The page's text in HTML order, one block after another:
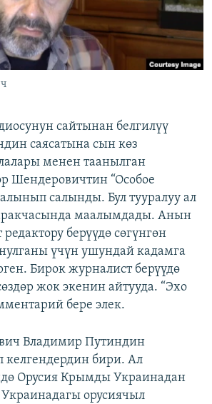
сайттары
сайтынан белгилүү
саясатына сын көз
менен таанылган
Шендеровичтин “Особое
салынды. Бул тууралуу ал
маалымдады. Анын
берүүдө сөгүнгөн
үчүн ушундай кадамга
Бирок журналист берүүдө
жок экенин айтууда. “Эхо
бере элек.
Владимир Путиндин
бири. Ал
Орусия Крымды Украинадан
орусиячыл